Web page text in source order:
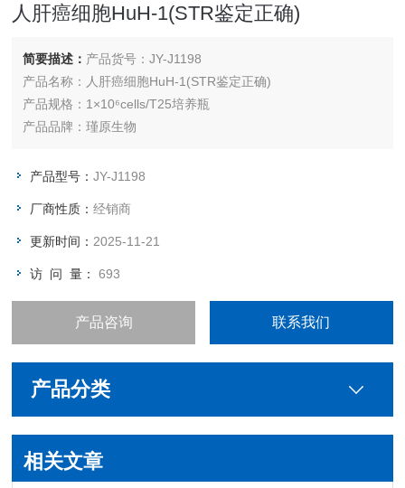
人肝癌细胞HuH-1(STR鉴定正确)
简要描述： 产品货号：JY-J1198
产品名称：人肝癌细胞HuH-1(STR鉴定正确)
产品规格：1×10⁶cells/T25培养瓶
产品品牌：瑾原生物
产品型号：JY-J1198
厂商性质：经销商
更新时间： 2025-11-21
访 问 量：693
产品咨询 联系我们
产品分类
相关文章